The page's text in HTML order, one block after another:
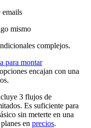
emails
mismo
complejos.
para montar
encajan con una
3 flujos de
Es suficiente para
sin meterte en una
en precios.